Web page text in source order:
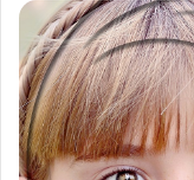
« Les habitudes
consommation des